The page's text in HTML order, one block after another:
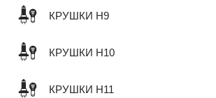
КРУШКИ H9
КРУШКИ H10
КРУШКИ H11